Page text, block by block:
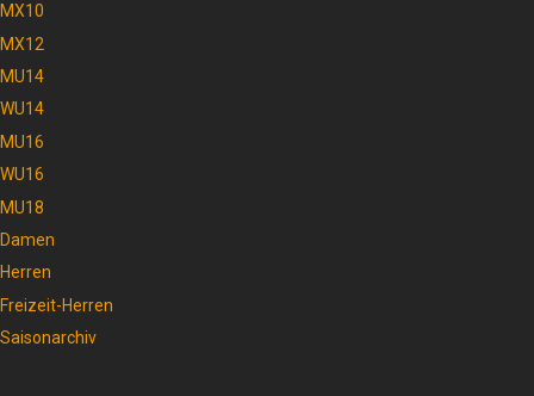
MX10
MX12
MU14
WU14
MU16
WU16
MU18
Damen
Herren
Freizeit-Herren
Saisonarchiv